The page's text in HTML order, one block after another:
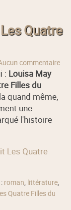
Quatre
commentaire
: Louisa May
Filles du
quand même,
une
l'histoire
Les Quatre
roman, littérature,
Quatre Filles du